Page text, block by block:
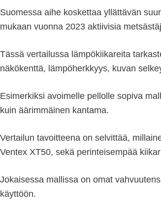
Suomessa aihe koskettaa yllättävän
mukaan vuonna 2023 aktiivisia
Tässä vertailussa lämpökiikareita
näkökenttä, lämpöherkkyys, kuvan
Esimerkiksi avoimelle pellolle sopiva
kuin äärimmäinen kantama.
Vertailun tavoitteena on selvittää,
Ventex XT50, sekä perinteisempää
Jokaisessa mallissa on omat
käyttöön.